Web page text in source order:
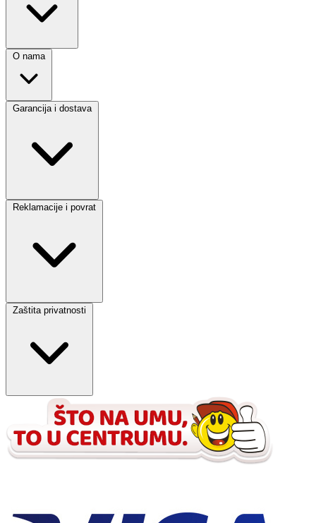
O nama
Garancija i dostava
Reklamacije i povrat
Zaštita privatnosti